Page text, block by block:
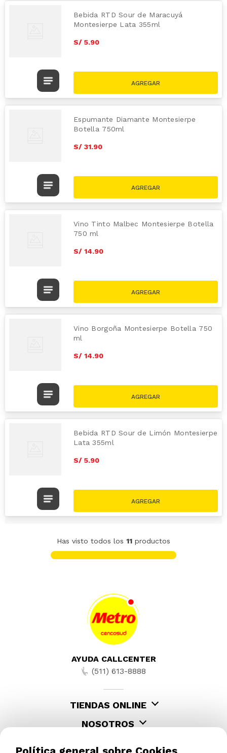
Bebida RTD Sour de Maracuyá
Montesierpe Lata 355ml
S/ 5.90
Espumante Diamante Montesierpe
Botella 750ml
S/ 31.90
Vino Tinto Malbec Montesierpe Botella
750 ml
S/ 14.90
Vino Borgoña Montesierpe Botella 750
ml
S/ 14.90
Bebida RTD Sour de Limón Montesierpe
Lata 355ml
S/ 5.90
Has visto todos los 11 productos
AYUDA CALLCENTER
(511) 613-8888
TIENDAS ONLINE
NOSOTROS